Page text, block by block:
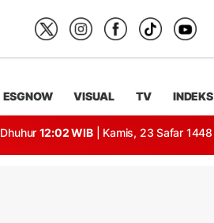
ESGNOW VISUAL TV INDEKS
Dhuhur 12:02 WIB | Kamis, 23 Safar 1448